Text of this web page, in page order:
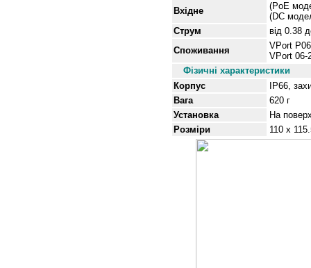
Вхідне
(PoE
(DC
Струм
від 0.38
Споживання
VPort
VPort 06-
Фізичні характеристики
Корпус
IP66,
Вага
620 г
Установка
На
Розміри
110 x